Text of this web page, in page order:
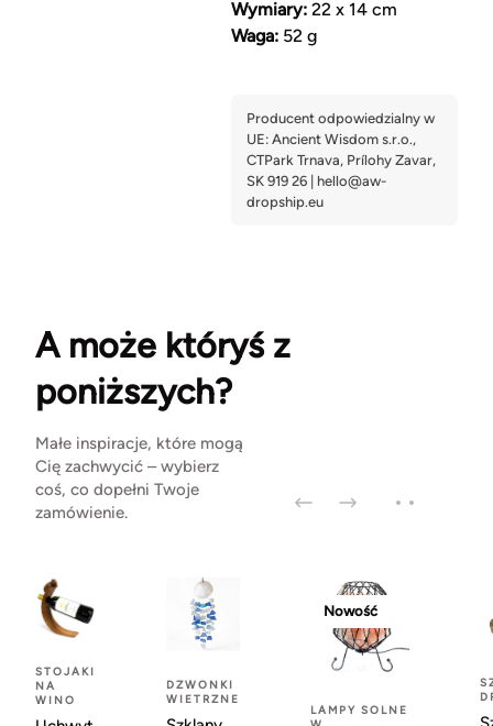
Wymiary:22 x 14 cm
Waga:52 g
A może któryś z
poniższych?
Małe inspiracje, które mogą
Cię zachwycić – wybierz
coś, co dopełni Twoje
zamówienie.
STOJAKI
NA
WINO
DZWONKI
WIETRZNE
Nowość
LAMPY SOLNE